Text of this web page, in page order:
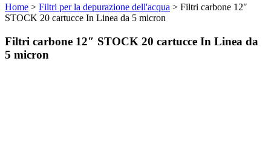
Home > Filtri per la depurazione dell'acqua > Filtri carbone 12″
STOCK 20 cartucce In Linea da 5 micron
Filtri carbone 12″ STOCK 20 cartucce In Linea da
5 micron